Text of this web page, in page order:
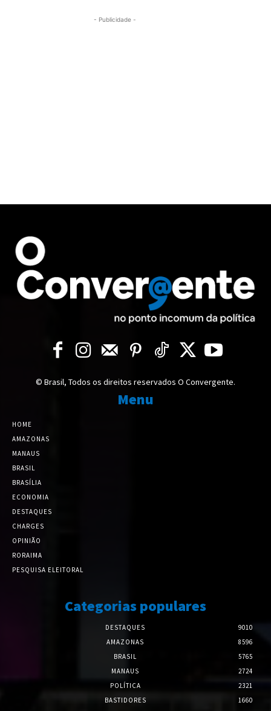
- Publicidade -
© Brasil, Todos os direitos reservados O Convergente.
Menu
HOME
AMAZONAS
MANAUS
BRASIL
BRASÍLIA
ECONOMIA
DESTAQUES
CHARGES
OPINIÃO
RORAIMA
PESQUISA ELEITORAL
Categorias populares
DESTAQUES
9010
AMAZONAS
8596
BRASIL
5765
MANAUS
2724
POLÍTICA
2321
BASTIDORES
1660